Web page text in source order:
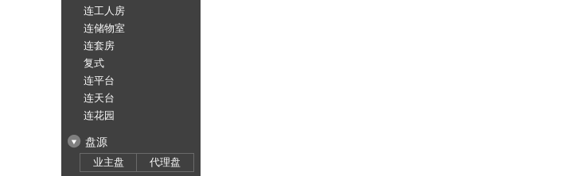
连工人房
连储物室
连套房
复式
连平台
连天台
连花园
盘源
业主盘 代理盘